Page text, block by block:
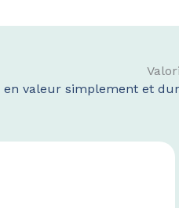
valeur simplement et